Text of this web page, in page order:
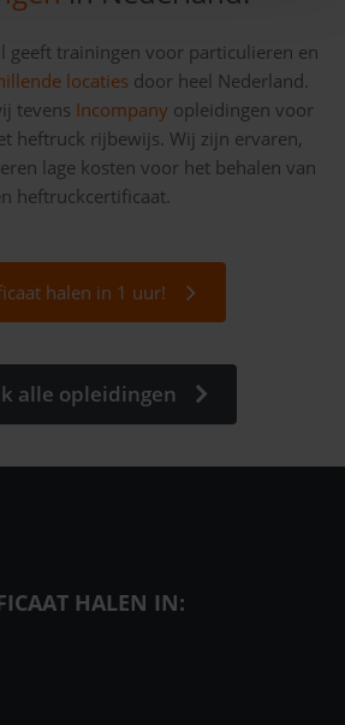
geeft trainingen voor particulieren en
locaties door heel Nederland.
tevens Incompany opleidingen voor
heftruck rijbewijs. Wij zijn ervaren,
lage kosten voor het behalen van
heftruckcertificaat.
halen in 1 uur!
alle opleidingen
HALEN IN: